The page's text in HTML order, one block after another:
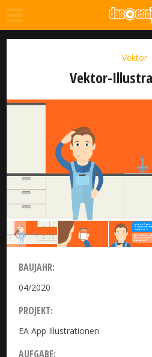
Vektor
Vektor-
BAUJAHR:
04/2020
PROJEKT:
EA App Illustrationen
AUFGABE: